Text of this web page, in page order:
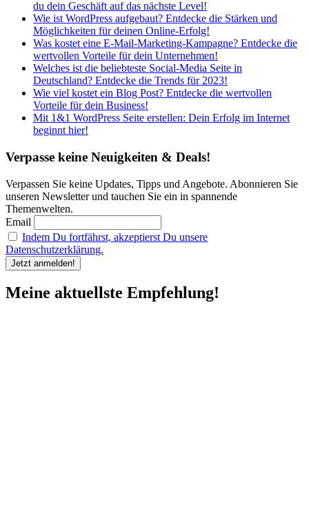
du dein Geschäft auf das nächste Level!
Wie ist WordPress aufgebaut? Entdecke die Stärken und
Möglichkeiten für deinen Online-Erfolg!
Was kostet eine E-Mail-Marketing-Kampagne? Entdecke die
wertvollen Vorteile für dein Unternehmen!
Welches ist die beliebteste Social-Media Seite in
Deutschland? Entdecke die Trends für 2023!
Wie viel kostet ein Blog Post? Entdecke die wertvollen
Vorteile für dein Business!
Mit 1&1 WordPress Seite erstellen: Dein Erfolg im Internet
beginnt hier!
Verpasse keine Neuigkeiten & Deals!
Verpassen Sie keine Updates, Tipps und Angebote. Abonnieren Sie
unseren Newsletter und tauchen Sie ein in spannende
Themenwelten.
Email
Indem Du fortfährst, akzeptierst Du unsere
Datenschutzerklärung.
Meine aktuellste Empfehlung!